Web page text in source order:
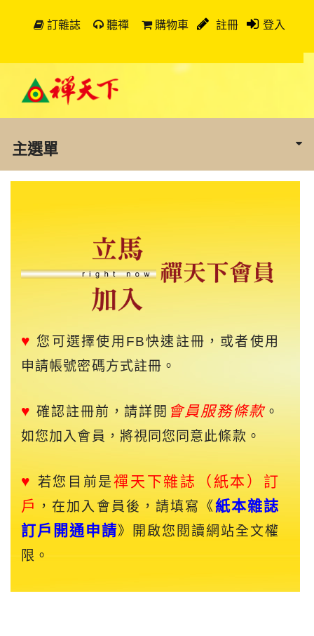
訂雜誌 聽禪 購物車 註冊 登入
主選單
♥ 您可選擇使用FB快速註冊，或者使用
申請帳號密碼方式註冊。
♥ 確認註冊前，請詳閱 會員服務條款。
如您加入會員，將視同您同意此條款。
♥ 若您目前是禪天下雜誌（紙本）訂
戶 ，在加入會員後，請填寫《紙本雜誌
訂戶開通申請》開啟您閱讀網站全文權
限。